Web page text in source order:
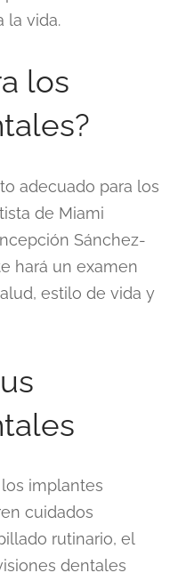
la vida.
los
adecuado para los
de Miami
Sánchez-
hará un examen
estilo de vida y
implantes
cuidados
rutinario, el
dentales